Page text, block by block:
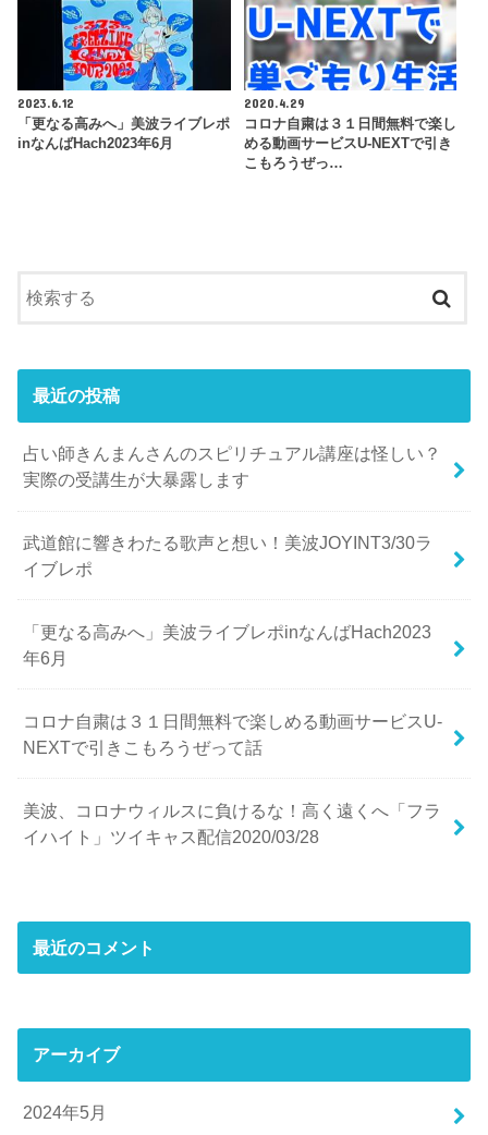
2023.6.12
「更なる高みへ」美波ライブレポ
inなんばHach2023年6月
2020.4.29
コロナ自粛は３１日間無料で楽し
める動画サービスU-NEXTで引き
こもろうぜっ…
最近の投稿
占い師きんまんさんのスピリチュアル講座は怪しい？
実際の受講生が大暴露します
武道館に響きわたる歌声と想い！美波JOYINT3/30ラ
イブレポ
「更なる高みへ」美波ライブレポinなんばHach2023
年6月
コロナ自粛は３１日間無料で楽しめる動画サービスU-
NEXTで引きこもろうぜって話
美波、コロナウィルスに負けるな！高く遠くへ「フラ
イハイト」ツイキャス配信2020/03/28
最近のコメント
アーカイブ
2024年5月